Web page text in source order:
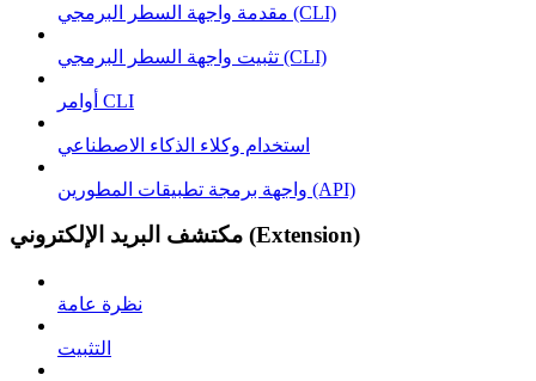
مقدمة واجهة السطر البرمجي (CLI)
تثبيت واجهة السطر البرمجي (CLI)
أوامر CLI
استخدام وكلاء الذكاء الاصطناعي
واجهة برمجة تطبيقات المطورين (API)
مكتشف البريد الإلكتروني (Extension)
نظرة عامة
التثبيت